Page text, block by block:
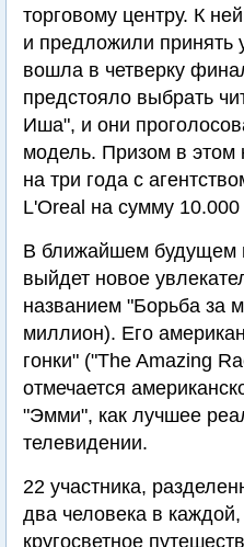
торговому центру. К
и предложили принять
вошла в четверку
предстояло выбрать
Иша", и они
модель. Призом в этом
на три года с
L'Oreal на сумму
В ближайшем будущем
выйдет новое
названием "Борьба за
миллион). Его
гонки" ("The Amazing
отмечается
"Эмми", как лучшее
телевидении.
22 участника,
два человека в
кругосветное